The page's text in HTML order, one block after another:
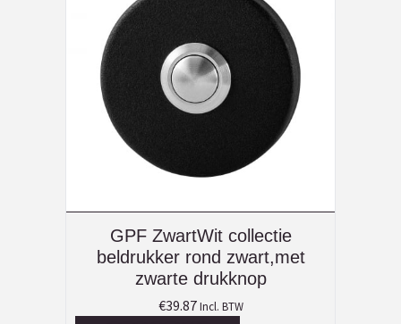
GPF ZwartWit collectie
beldrukker rond zwart,met
zwarte drukknop
€39.87 Incl. BTW